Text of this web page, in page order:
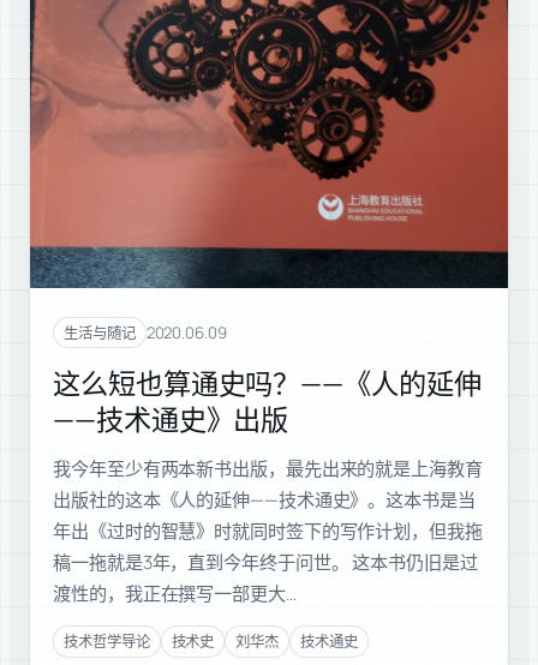
生活与随记 2020.06.09
这么短也算通史吗？——《人的延伸
——技术通史》出版
我今年至少有两本新书出版，最先出来的就是上海教育
出版社的这本《人的延伸——技术通史》。这本书是当
年出《过时的智慧》时就同时签下的写作计划，但我拖
稿一拖就是3年，直到今年终于问世。 这本书仍旧是过
渡性的，我正在撰写一部更大…
技术哲学导论 技术史 刘华杰 技术通史